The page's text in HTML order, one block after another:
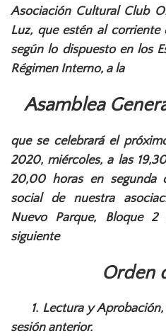
Asociación Cultural Club
Luz, que estén al
según lo dispuesto en los
Régimen Interno, a la
Asamblea
que se celebrará el
2020, miércoles, a las
20,00 horas en segunda
social de nuestra
Nuevo Parque, Bloque
siguiente
Orden
1. Lectura y Aprobación,
sesión anterior.